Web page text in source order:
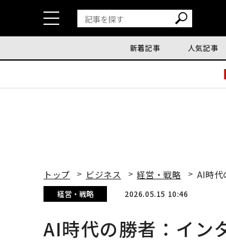
新着記事 人気記事
トップ ビジネス 経営・戦略 AI時代
経営・戦略 2026.05.15 10:46
AI時代の勝者：イン